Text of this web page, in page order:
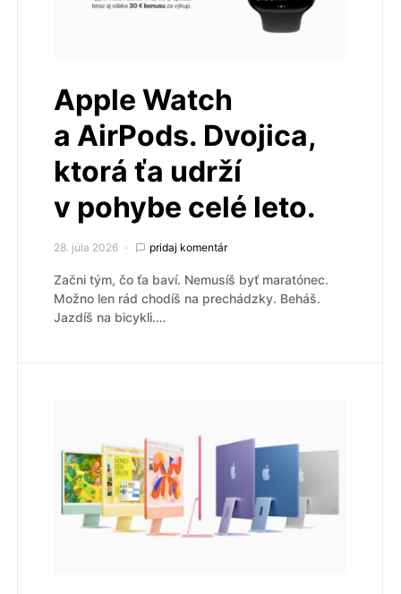
Apple Watch
a AirPods. Dvojica,
ktorá ťa udrží
v pohybe celé leto.
28. júla 2026 pridaj komentár
Začni tým, čo ťa baví. Nemusíš byť maratónec.
Možno len rád chodíš na prechádzky. Beháš.
Jazdíš na bicykli.…